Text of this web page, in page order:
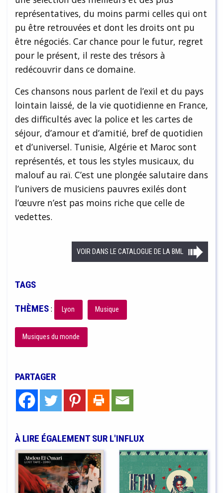
représentatives, du moins parmi celles qui ont
pu être retrouvées et dont les droits ont pu
être négociés. Car chance pour le futur, regret
pour le présent, il reste des trésors à
redécouvrir dans ce domaine.
Ces chansons nous parlent de l’exil et du pays
lointain laissé, de la vie quotidienne en France,
des difficultés avec la police et les cartes de
séjour, d’amour et d’amitié, bref de quotidien
et d’universel. Tunisie, Algérie et Maroc sont
représentés, et tous les styles musicaux, du
malouf au raï. C’est une plongée salutaire dans
l’univers de musiciens pauvres exilés dont
l’œuvre n’est pas moins riche que celle de
vedettes.
VOIR DANS LE CATALOGUE DE LA BML
TAGS
THÈMES: Lyon Musique
Musiques du monde
PARTAGER
À LIRE ÉGALEMENT SUR L'INFLUX